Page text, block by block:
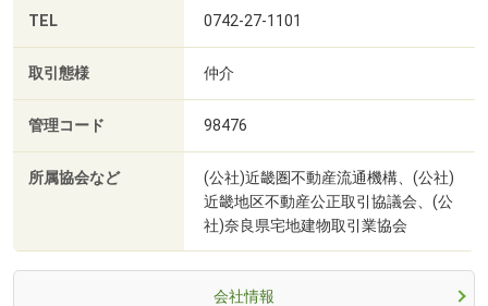
TEL 0742-27-1101
取引態様 仲介
管理コード 98476
所属協会など
(公社)近畿圏不動産流通機構、(公社)
近畿地区不動産公正取引協議会、(公
社)奈良県宅地建物取引業協会
会社情報